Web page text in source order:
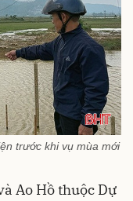
trước khi vụ mùa mới
Ao Hồ thuộc Dự